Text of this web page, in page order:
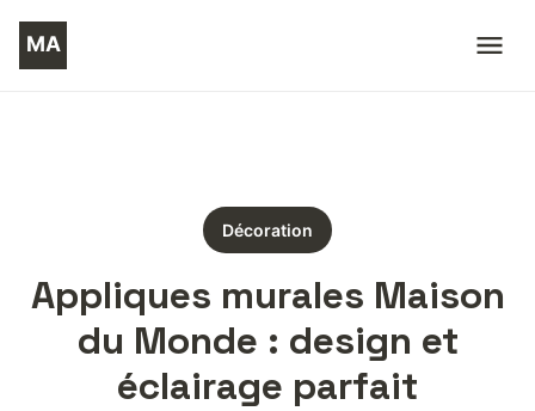
Décoration
Appliques murales Maison
du Monde : design et
éclairage parfait